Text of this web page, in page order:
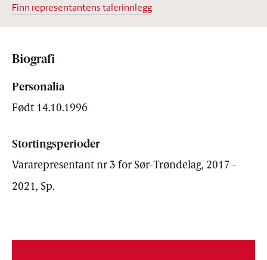
Finn representantens talerinnlegg
Biografi
Personalia
Født 14.10.1996
Stortingsperioder
Vararepresentant nr 3 for Sør-Trøndelag, 2017 -
2021, Sp.